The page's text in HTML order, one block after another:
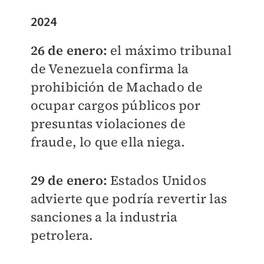
2024
26 de enero: el máximo tribunal
de Venezuela confirma la
prohibición de Machado de
ocupar cargos públicos por
presuntas violaciones de
fraude, lo que ella niega.
29 de enero:Estados Unidos
advierte que podría revertir las
sanciones a la industria
petrolera.